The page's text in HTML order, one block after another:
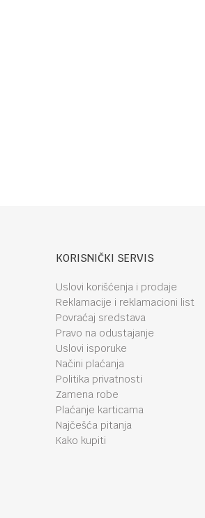
KORISNIČKI SERVIS
Uslovi korišćenja i prodaje
Reklamacije i reklamacioni list
Povraćaj sredstava
Pravo na odustajanje
Uslovi isporuke
Načini plaćanja
Politika privatnosti
Zamena robe
Plaćanje karticama
Najčešća pitanja
Kako kupiti